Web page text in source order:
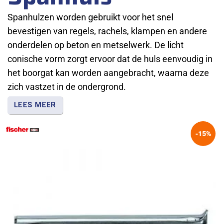
Spanhulzen worden gebruikt voor het snel
bevestigen van regels, rachels, klampen en andere
onderdelen op beton en metselwerk. De licht
conische vorm zorgt ervoor dat de huls eenvoudig in
het boorgat kan worden aangebracht, waarna deze
zich vastzet in de ondergrond.
LEES MEER
Verkrijgbaar in verschillende diameters en lengtes
-15%